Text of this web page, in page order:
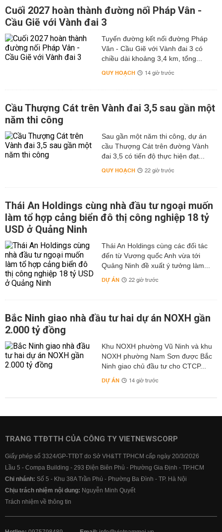
Cuối 2027 hoàn thành đường nối Pháp Vân -
Cầu Giẽ với Vành đai 3
Tuyến đường kết nối đường Pháp
Vân - Cầu Giẽ với Vành đai 3 có
chiều dài khoảng 3,4 km, tổng...
QUY HOẠCH 14 giờ trước
Cầu Thượng Cát trên Vành đai 3,5 sau gần một
năm thi công
Sau gần một năm thi công, dự án
cầu Thượng Cát trên đường Vành
đai 3,5 có tiến độ thực hiện đạt...
QUY HOẠCH 22 giờ trước
Thái An Holdings cùng nhà đầu tư ngoại muốn
làm tổ hợp cảng biển đô thị công nghiệp 18 tỷ
USD ở Quảng Ninh
Thái An Holdings cùng các đối tác
đến từ Vương quốc Anh vừa tới
Quảng Ninh đề xuất ý tưởng làm...
DỰ ÁN 22 giờ trước
Bắc Ninh giao nhà đầu tư hai dự án NOXH gần
2.000 tỷ đồng
Khu NOXH phường Vũ Ninh và khu
NOXH phường Nam Sơn được Bắc
Ninh giao chủ đầu tư cho CTCP...
DỰ ÁN 14 giờ trước
TRANG TTĐTTH CỦA CÔNG TY VIETNEWSCORP
Giấy phép số 3324/GP-TTĐT do Sở VH&TT TPHCM cấp ngày 20/3/2026
Lầu 5 - Compa Building - 293 Điện Biên Phủ - Phường Gia Định - TP.HCM
Chi nhánh: Số 5 - Khu 38A Trần Phú - Phường Ba Đình - TP. Hà Nội
Chịu trách nhiệm nội dung: Nguyễn Minh Quyết
Trách nhiệm về thông tin